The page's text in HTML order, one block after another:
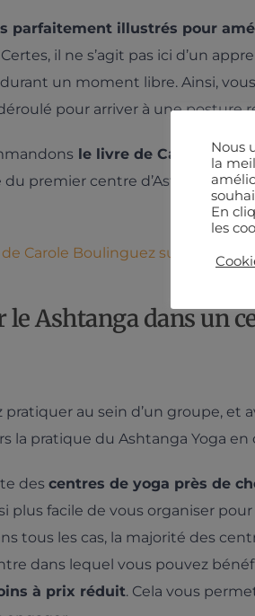
parfaitement illustrés pour
Certes, il ne s’agit pas ici d’un
un moment libre. Ainsi,
pour arriver à une posture
le livre de Caroline
du premier centre d’Asthanga
Carole Boulinguez sur Fnac.com
Ashtanga dans un
pratiquer au sein d’un groupe, et
la pratique du Ashtanga Yoga
des centres de yoga près de
plus facile de vous organiser
tous les cas, la majorité des
dans lequel vous pouvez
à prix réduit. Cela vous
Nous
la
En
les